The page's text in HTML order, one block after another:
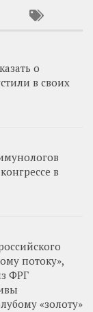
о
в своих
в
потоку»,
ФРГ
«золоту»